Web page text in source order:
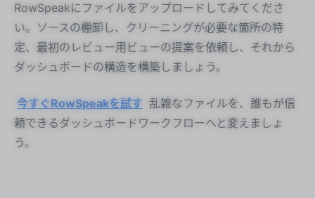
RowSpeakにファイルをアップロードしてみてくださ
い。ソースの棚卸し、クリーニングが必要な箇所の特
定、最初のレビュー用ビューの提案を依頼し、それから
ダッシュボードの構造を構築しましょう。
今すぐRowSpeakを試す 乱雑なファイルを、誰もが信
頼できるダッシュボードワークフローへと変えましょ
う。